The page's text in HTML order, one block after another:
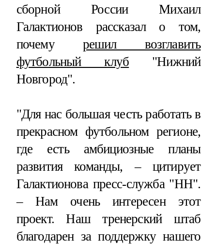
сборной России Михаил
Галактионов рассказал о том,
почему решил возглавить
футбольный клуб "Нижний
Новгород".
"Для нас большая честь работать в
прекрасном футбольном регионе,
где есть амбициозные планы
развития команды, – цитирует
Галактионова пресс-служба "НН".
– Нам очень интересен этот
проект. Наш тренерский штаб
благодарен за поддержку нашего